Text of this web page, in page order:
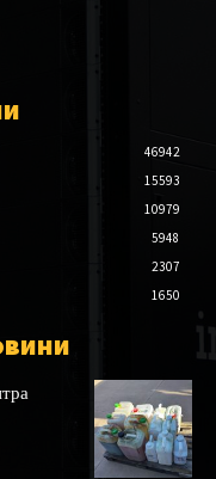
46942
15593
10979
5948
2307
1650